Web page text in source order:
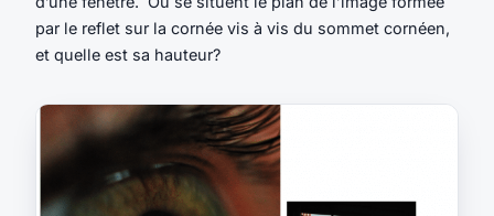
par le reflet sur la cornée vis à vis du sommet cornéen,
et quelle est sa hauteur?